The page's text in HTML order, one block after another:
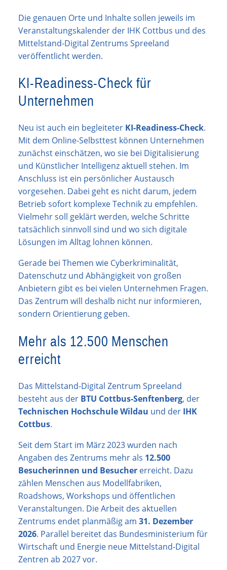
Die genauen Orte und Inhalte sollen jeweils im
Veranstaltungskalender der IHK Cottbus und des
Mittelstand-Digital Zentrums Spreeland
veröffentlicht werden.
KI-Readiness-Check für
Unternehmen
Neu ist auch ein begleiteter KI-Readiness-Check.
Mit dem Online-Selbsttest können Unternehmen
zunächst einschätzen, wo sie bei Digitalisierung
und Künstlicher Intelligenz aktuell stehen. Im
Anschluss ist ein persönlicher Austausch
vorgesehen. Dabei geht es nicht darum, jedem
Betrieb sofort komplexe Technik zu empfehlen.
Vielmehr soll geklärt werden, welche Schritte
tatsächlich sinnvoll sind und wo sich digitale
Lösungen im Alltag lohnen können.
Gerade bei Themen wie Cyberkriminalität,
Datenschutz und Abhängigkeit von großen
Anbietern gibt es bei vielen Unternehmen Fragen.
Das Zentrum will deshalb nicht nur informieren,
sondern Orientierung geben.
Mehr als 12.500 Menschen
erreicht
Das Mittelstand-Digital Zentrum Spreeland
besteht aus der BTU Cottbus-Senftenberg, der
Technischen Hochschule Wildau und der IHK
Cottbus.
Seit dem Start im März 2023 wurden nach
Angaben des Zentrums mehr als 12.500
Besucherinnen und Besucher erreicht. Dazu
zählen Menschen aus Modellfabriken,
Roadshows, Workshops und öffentlichen
Veranstaltungen. Die Arbeit des aktuellen
Zentrums endet planmäßig am 31. Dezember
2026. Parallel bereitet das Bundesministerium für
Wirtschaft und Energie neue Mittelstand-Digital
Zentren ab 2027 vor.